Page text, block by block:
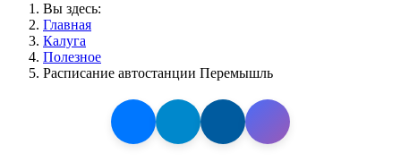
Вы здесь:
Главная
Калуга
Полезное
Расписание автостанции Перемышль